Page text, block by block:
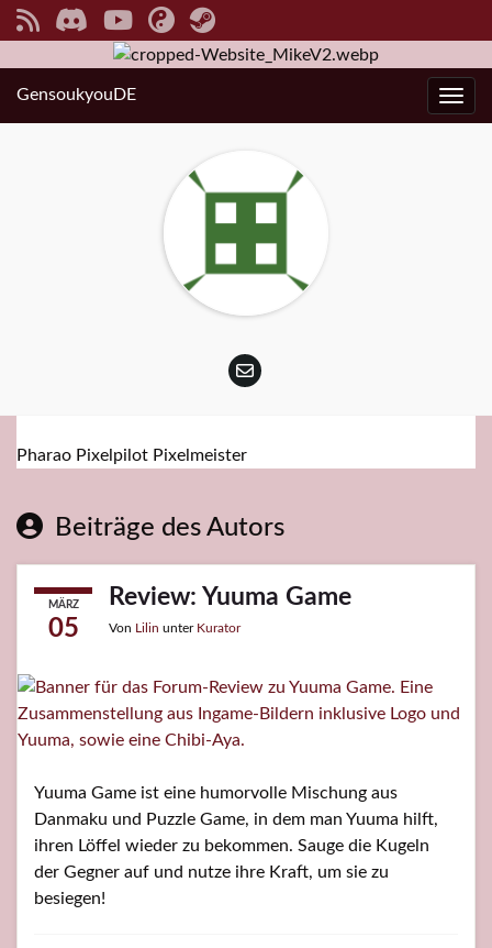
GensoukyouDE
Pharao Pixelpilot Pixelmeister
Beiträge des Autors
MÄRZ
05
Review: Yuuma Game
Von Lilin unter Kurator
Yuuma Game ist eine humorvolle Mischung aus
Danmaku und Puzzle Game, in dem man Yuuma hilft,
ihren Löffel wieder zu bekommen. Sauge die Kugeln
der Gegner auf und nutze ihre Kraft, um sie zu
besiegen!